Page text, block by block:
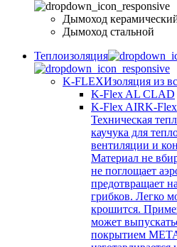
Дымоход
Дымоход стальной
Теплоизоляция
K-FLEXИзоляция из
K-Flex AL CLAD
K-Flex AIRK-
Техническая
каучука для
вентиляции и
Материал не
не поглощает
предотвращает
грибков. Легко
крошится.
может
покрытием